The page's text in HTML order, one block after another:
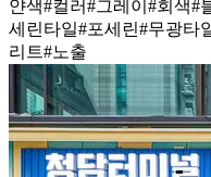
얀색#컬러#그레이 #회색#
세린타일#포세린#무광타
리트#노출